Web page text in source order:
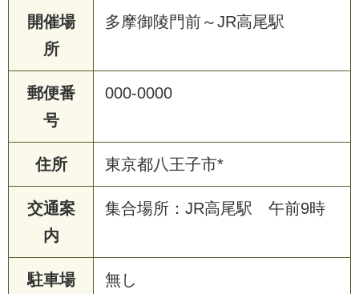
開催場
所
多摩御陵門前～JR高尾駅
郵便番
号
000-0000
住所 東京都八王子市*
交通案
内
集合場所：JR高尾駅 午前9時
駐車場
無し